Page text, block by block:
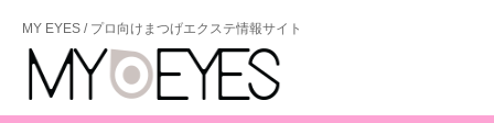
MY EYES / プロ向けまつげエクステ情報サイト